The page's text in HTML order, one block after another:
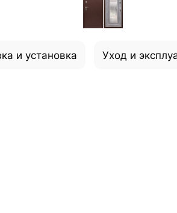
и установка Уход и